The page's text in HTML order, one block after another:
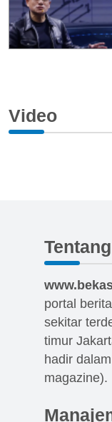
Video
portal
sekitar
timur
hadir
magazine).